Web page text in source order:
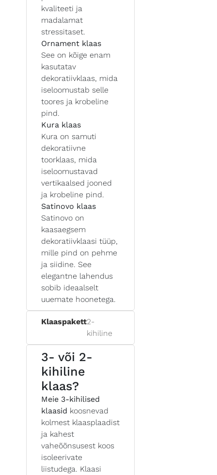
kvaliteeti ja
madalamat
stressitaset.
Ornament klaas
See on kõige enam
kasutatav
dekoratiivklaas, mida
iseloomustab selle
toores ja krobeline
pind.
Kura klaas
Kura on samuti
dekoratiivne
toorklaas, mida
iseloomustavad
vertikaalsed jooned
ja krobeline pind.
Satinovo klaas
Satinovo on
kaasaegsem
dekoratiivklaasi tüüp,
mille pind on pehme
ja siidine. See
elegantne lahendus
sobib ideaalselt
uuemate hoonetega.
Klaaspakett2-
kihiline
3- või 2-
kihiline
klaas?
Meie 3-kihilised
klaasid koosnevad
kolmest klaasplaadist
ja kahest
vaheõõnsusest koos
isoleerivate
liistudega. Klaasi